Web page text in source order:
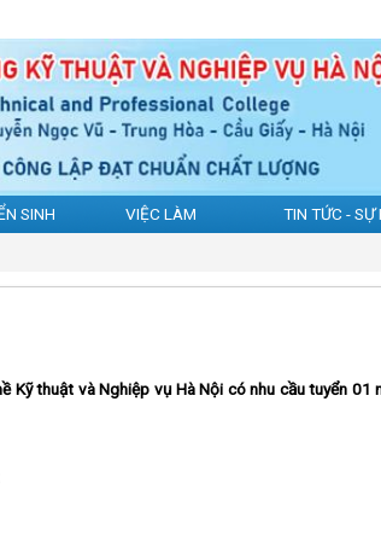
SINH VIỆC LÀM TIN TỨC - SỰ
Kỹ thuật và Nghiệp vụ Hà Nội có nhu cầu tuyển 01